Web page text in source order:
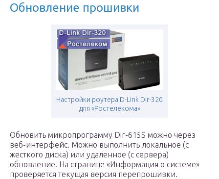
Обновление прошивки
Настройки роутера D-Link Dir-320
для «Ростелекома»
Обновить микропрограмму Dir-615S можно через
веб-интерфейс. Можно выполнить локальное (с
жесткого диска) или удаленное (с сервера)
обновление. На странице «Информация о системе»
проверяется текущая версия перепрошивки.